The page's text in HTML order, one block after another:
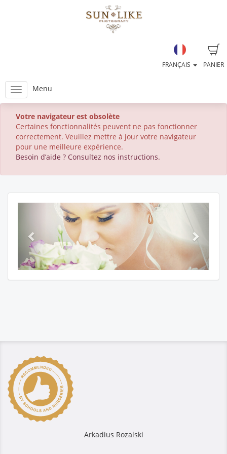
PANIER
FRANÇAIS
Menu
Votre navigateur est obsolète
Certaines fonctionnalités peuvent ne pas fonctionner
correctement. Veuillez mettre à jour votre navigateur
pour une meilleure expérience.
Besoin d’aide ? Consultez nos instructions.
Arkadius Rozalski